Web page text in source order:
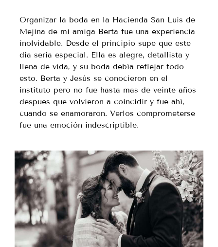
Organizar la boda en la Hacienda San Luis de
Mejina de mi amiga Berta fue una experiencia
inolvidable. Desde el principio supe que este
día sería especial. Ella es alegre, detallista y
llena de vida, y su boda debía reflejar todo
esto. Berta y Jesús se conocieron en el
instituto pero no fue hasta mas de veinte años
despues que volvieron a coincidir y fue ahí,
cuando se enamoraron. Verlos comprometerse
fue una emoción indescriptible.